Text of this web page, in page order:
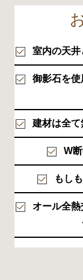
室内の天井
御影石を使
建材は全て
W断
もしも
オール全熱